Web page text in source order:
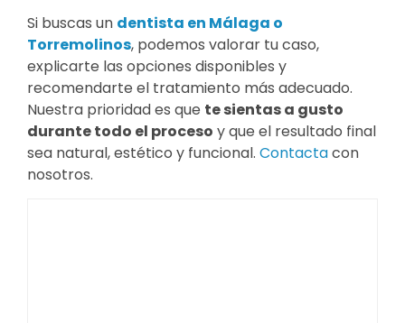
Si buscas un dentista en Málaga o
Torremolinos, podemos valorar tu caso,
explicarte las opciones disponibles y
recomendarte el tratamiento más adecuado.
Nuestra prioridad es que te sientas a gusto
durante todo el proceso y que el resultado final
sea natural, estético y funcional. Contactacon
nosotros.